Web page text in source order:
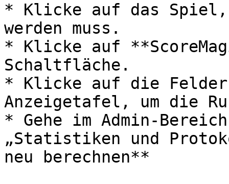
* Klicke auf das Spiel,
werden muss.
* Klicke auf
Schaltfläche.
* Klicke auf die Felder
Anzeigetafel, um die
* Gehe im Admin-
„Statistiken und
neu berechnen**